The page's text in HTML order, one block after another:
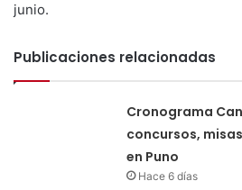
junio.
Publicaciones relacionadas
Cronograma
concursos,
en Puno
Hace 6 días